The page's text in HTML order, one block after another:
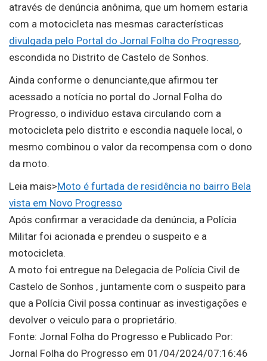
através de denúncia anônima, que um homem estaria
com a motocicleta nas mesmas características
divulgada pelo Portal do Jornal Folha do Progresso,
escondida no Distrito de Castelo de Sonhos.
Ainda conforme o denunciante,que afirmou ter
acessado a notícia no portal do Jornal Folha do
Progresso, o indivíduo estava circulando com a
motocicleta pelo distrito e escondia naquele local, o
mesmo combinou o valor da recompensa com o dono
da moto.
Leia mais>Moto é furtada de residência no bairro Bela
vista em Novo Progresso
Após confirmar a veracidade da denúncia, a Polícia
Militar foi acionada e prendeu o suspeito e a
motocicleta.
A moto foi entregue na Delegacia de Polícia Civil de
Castelo de Sonhos , juntamente com o suspeito para
que a Polícia Civil possa continuar as investigações e
devolver o veiculo para o proprietário.
Fonte: Jornal Folha do Progresso e Publicado Por:
Jornal Folha do Progresso em 01/04/2024/07:16:46